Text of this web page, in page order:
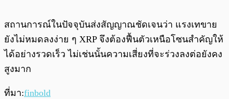
สถานการณ์ในปัจจุบันส่งสัญญาณชัดเจนว่า แรงเทขาย
ยังไม่หมดลงง่าย ๆ XRP จึงต้องฟื้นตัวเหนือโซนสำคัญให้
ได้อย่างรวดเร็ว ไม่เช่นนั้นความเสี่ยงที่จะร่วงลงต่อยังคง
สูงมาก
ที่มา:finbold